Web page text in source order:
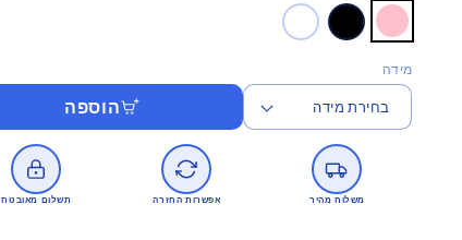
מידה
הוספה
משלוח מהיר אפשרות החזרה תשלום מאובטח